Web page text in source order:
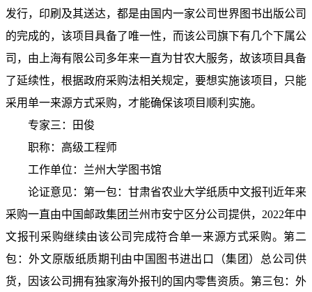
发行，印刷及其送达，都是由国内一家公司世界图书出版公司
的完成的，该项目具备了唯一性，而该公司旗下有几个下属公
司，由上海有限公司多年来一直为甘农大服务，故该项目具备
了延续性，根据政府采购法相关规定，要想实施该项目，只能
采用单一来源方式采购，才能确保该项目顺利实施。
专家三：田俊
职称：高级工程师
工作单位：兰州大学图书馆
论证意见：第一包：甘肃省农业大学纸质中文报刊近年来
采购一直由中国邮政集团兰州市安宁区分公司提供， 2022年中
文报刊采购继续由该公司完成符合单一来源方式采购。第二
包：外文原版纸质期刊由中国图书进出口（集团）总公司供
货，因该公司拥有独家海外报刊的国内零售资质。第三包：外